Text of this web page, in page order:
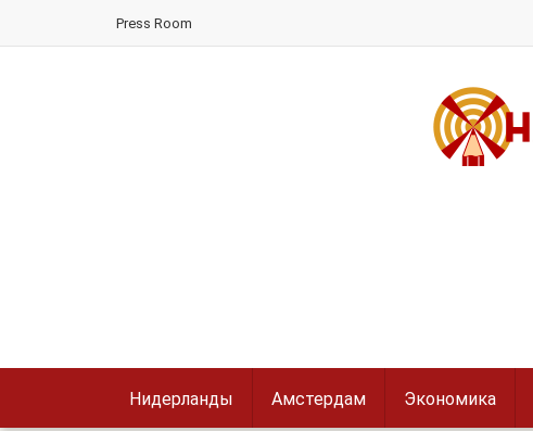
Press Room
Нидерланды Амстердам Экономика